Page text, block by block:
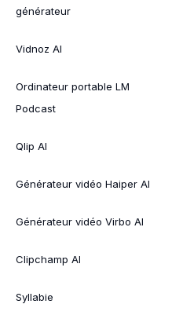
générateur
Vidnoz AI
Ordinateur portable LM
Podcast
Qlip AI
Générateur vidéo Haiper AI
Générateur vidéo Virbo AI
Clipchamp AI
Syllabie